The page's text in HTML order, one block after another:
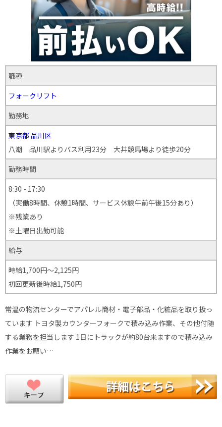
職種
フォークリフト
勤務地
東京都 品川区
八潮 品川駅よりバス利用23分 大井競馬場より徒歩20分
勤務時間
8:30 - 17:30
（実働8時間、休憩1時間、サービス休憩午前午後15分あり）
※残業あり
※土曜日出勤可能
給与
時給1,700円～2,125円
初回更新後時給1,750円
常温の物流センターでアパレル商材・電子部品・化粧品を取り扱っ
ています トヨタ製カウンターフォークで積み込み作業、その他付随
する業務を担当します 1日にトラックが約80台来ますので積み込み
作業をお願い…